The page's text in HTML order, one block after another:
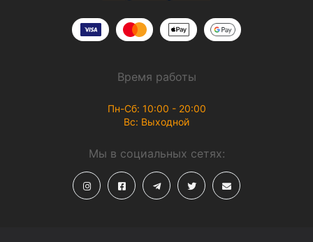
Время работы
Пн-Сб: 10:00 - 20:00
Вс: Выходной
Мы в социальных сетях: